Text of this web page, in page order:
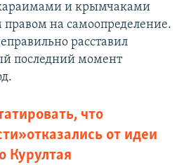
и крымчаками
на самоопределение.
расставил
последний момент
что
отказались от идеи
Курултая